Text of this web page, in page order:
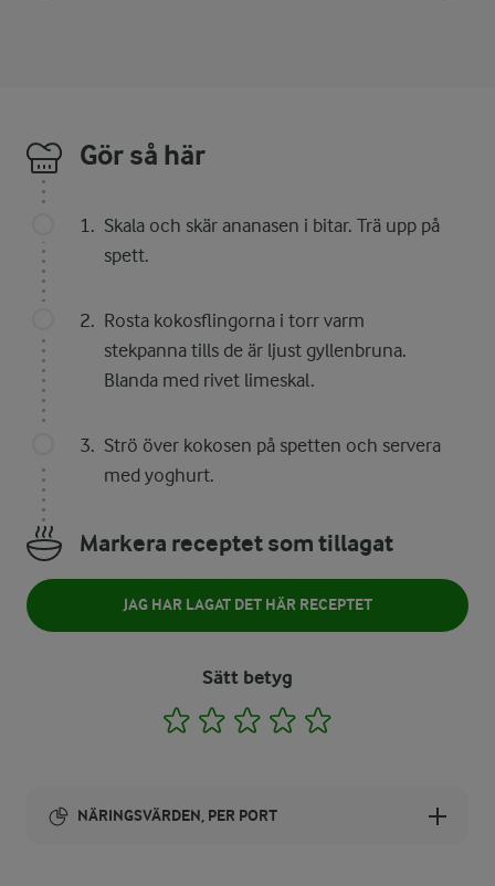
Gör så här
Skala och skär ananasen i bitar. Trä upp på
spett.
Rosta kokosflingorna i torr varm
stekpanna tills de är ljust gyllenbruna.
Blanda med rivet limeskal.
Strö över kokosen på spetten och servera
med yoghurt.
Markera receptet som tillagat
JAG HAR LAGAT DET HÄR RECEPTET
Sätt betyg
1 2 3 4
NÄRINGSVÄRDEN, PER PORT